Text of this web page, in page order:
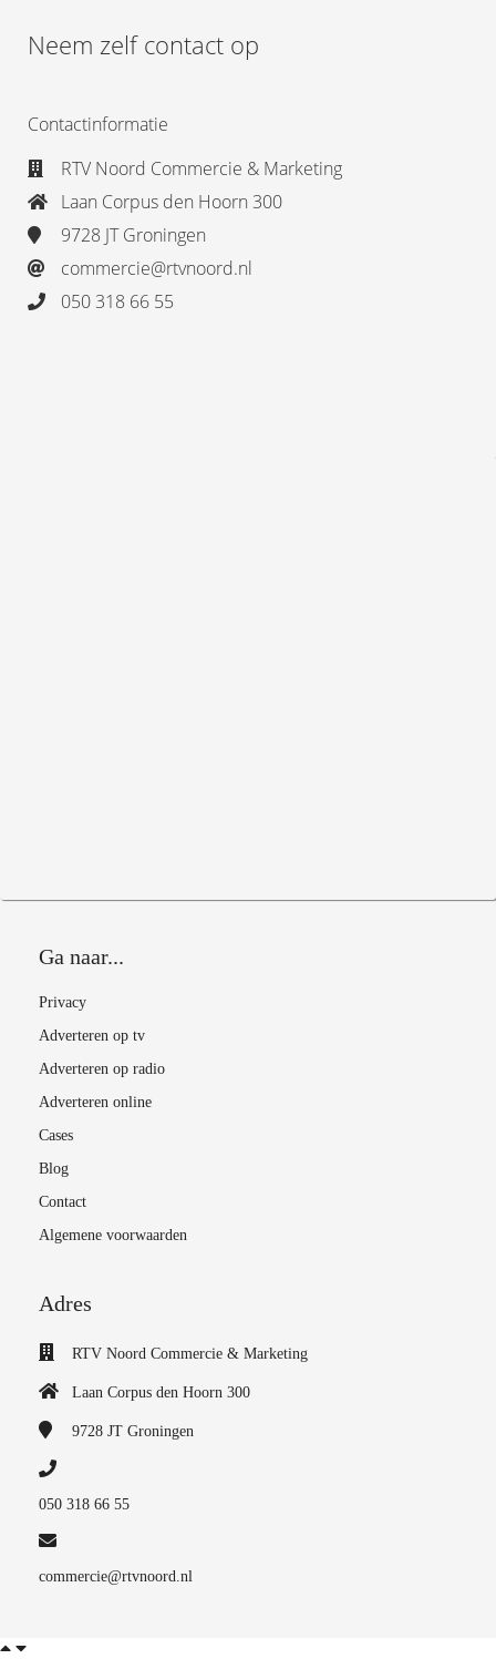
Neem zelf contact op
Contactinformatie
RTV Noord Commercie & Marketing
Laan Corpus den Hoorn 300
9728 JT Groningen
commercie@rtvnoord.nl
050 318 66 55
Ga naar...
Privacy
Adverteren op tv
Adverteren op radio
Adverteren online
Cases
Blog
Contact
Algemene voorwaarden
Adres
RTV Noord Commercie & Marketing
Laan Corpus den Hoorn 300
9728 JT Groningen
050 318 66 55
commercie@rtvnoord.nl